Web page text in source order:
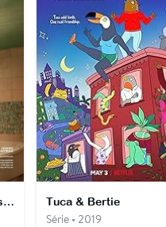
Le chaos qu'elle a laissé Tuca & Bertie
Série • 2019